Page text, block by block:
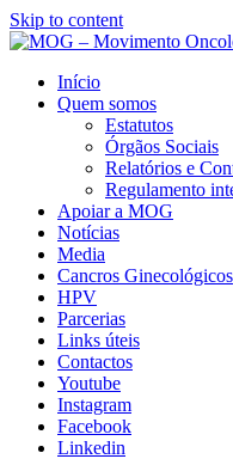
Skip to content
Início
Quem somos
Estatutos
Órgãos Sociais
Relatórios e
Regulamento
Apoiar a MOG
Notícias
Media
Cancros Ginecológicos
HPV
Parcerias
Links úteis
Contactos
Youtube
Instagram
Facebook
Linkedin